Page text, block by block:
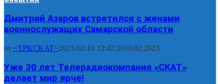
Дмитрий Азаров встретился с женами
военнослужащих Самарской области
от ~TPKCKAT~2023-02-10 12:47:3910.02.2023
Уже 30 лет Телерадиокомпания «СКАТ»
делает мир ярче!